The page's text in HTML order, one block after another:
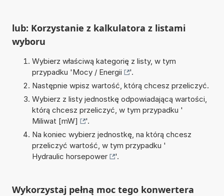
lub: Korzystanie z kalkulatora z listami
wyboru
Wybierz właściwą kategorię z listy, w tym
przypadku 'Mocy / Energii
'.
Następnie wpisz wartość, którą chcesz przeliczyć.
Wybierz z listy jednostkę odpowiadającą wartości,
którą chcesz przeliczyć, w tym przypadku '
Miliwat [mW]
'.
Na koniec wybierz jednostkę, na którą chcesz
przeliczyć wartość, w tym przypadku '
Hydraulic horsepower
'.
Wykorzystaj pełną moc tego konwertera